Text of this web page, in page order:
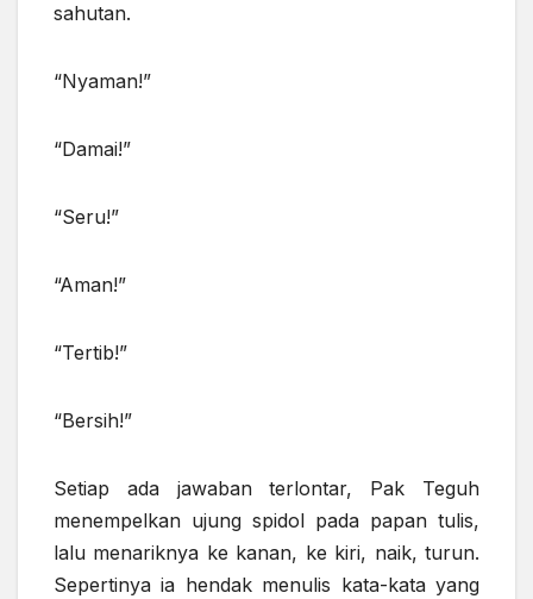
sahutan.
“Nyaman!”
“Damai!”
“Seru!”
“Aman!”
“Tertib!”
“Bersih!”
Setiap ada jawaban terlontar, Pak Teguh
menempelkan ujung spidol pada papan tulis,
lalu menariknya ke kanan, ke kiri, naik, turun.
Sepertinya ia hendak menulis kata-kata yang